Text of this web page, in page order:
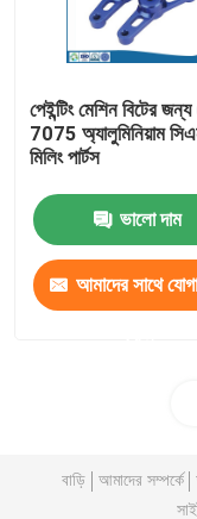
পেইন্টিং মেশিন বিটের
7075 অ্যালুমিনিয়াম
মিলিং পার্টস
ভালো দাম
আমাদের সাথে
বাড়ি আমাদের সম্পর্কে